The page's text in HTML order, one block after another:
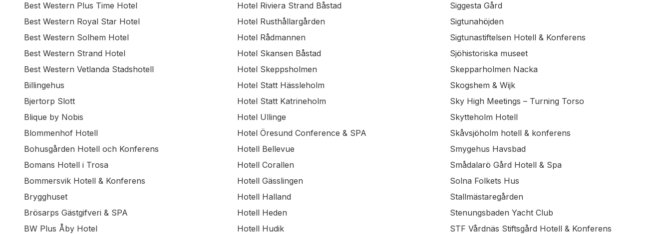
Best Western Plus Time Hotel
Best Western Royal Star Hotel
Best Western Solhem Hotel
Best Western Strand Hotel
Best Western Vetlanda Stadshotell
Billingehus
Bjertorp Slott
Blique by Nobis
Blommenhof Hotell
Bohusgården Hotell och Konferens
Bomans Hotell i Trosa
Bommersvik Hotell & Konferens
Brygghuset
Brösarps Gästgifveri & SPA
BW Plus Åby Hotel
Hotel Riviera Strand Båstad
Hotel Rusthållargården
Hotel Rådmannen
Hotel Skansen Båstad
Hotel Skeppsholmen
Hotel Statt Hässleholm
Hotel Statt Katrineholm
Hotel Ullinge
Hotel Öresund Conference & SPA
Hotell Bellevue
Hotell Corallen
Hotell Gässlingen
Hotell Halland
Hotell Heden
Hotell Hudik
Siggesta Gård
Sigtunahöjden
Sigtunastiftelsen Hotell & Konferens
Sjöhistoriska museet
Skepparholmen Nacka
Skogshem & Wijk
Sky High Meetings – Turning Torso
Skytteholm Hotell
Skåvsjöholm hotell & konferens
Smygehus Havsbad
Smådalarö Gård Hotell & Spa
Solna Folkets Hus
Stallmästaregården
Stenungsbaden Yacht Club
STF Vårdnäs Stiftsgård Hotell & Konferens